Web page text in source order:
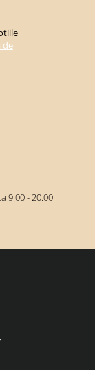
de
9:00 - 20.00